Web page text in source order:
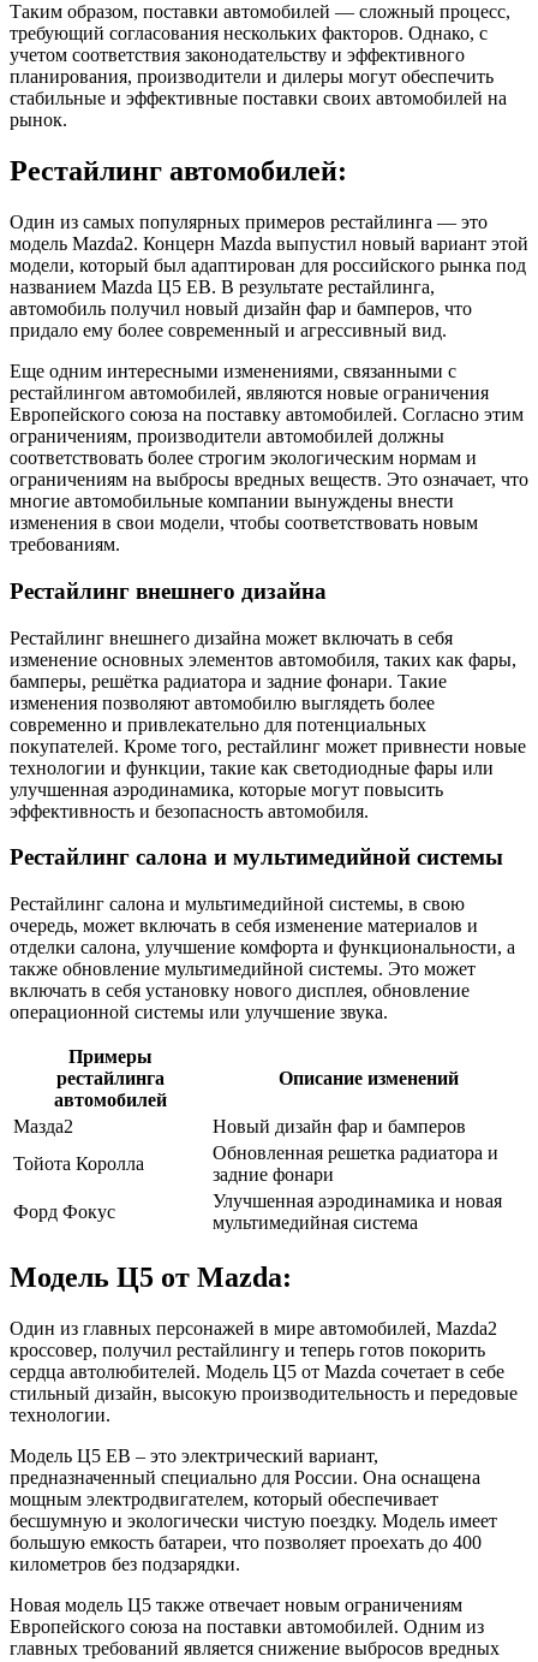
Таким образом, поставки автомобилей — сложный процесс,
требующий согласования нескольких факторов. Однако, с
учетом соответствия законодательству и эффективного
планирования, производители и дилеры могут обеспечить
стабильные и эффективные поставки своих автомобилей на
рынок.
Рестайлинг автомобилей:
Один из самых популярных примеров рестайлинга — это
модель Mazda2. Концерн Mazda выпустил новый вариант этой
модели, который был адаптирован для российского рынка под
названием Mazda Ц5 ЕВ. В результате рестайлинга,
автомобиль получил новый дизайн фар и бамперов, что
придало ему более современный и агрессивный вид.
Еще одним интересными изменениями, связанными с
рестайлингом автомобилей, являются новые ограничения
Европейского союза на поставку автомобилей. Согласно этим
ограничениям, производители автомобилей должны
соответствовать более строгим экологическим нормам и
ограничениям на выбросы вредных веществ. Это означает, что
многие автомобильные компании вынуждены внести
изменения в свои модели, чтобы соответствовать новым
требованиям.
Рестайлинг внешнего дизайна
Рестайлинг внешнего дизайна может включать в себя
изменение основных элементов автомобиля, таких как фары,
бамперы, решётка радиатора и задние фонари. Такие
изменения позволяют автомобилю выглядеть более
современно и привлекательно для потенциальных
покупателей. Кроме того, рестайлинг может привнести новые
технологии и функции, такие как светодиодные фары или
улучшенная аэродинамика, которые могут повысить
эффективность и безопасность автомобиля.
Рестайлинг салона и мультимедийной системы
Рестайлинг салона и мультимедийной системы, в свою
очередь, может включать в себя изменение материалов и
отделки салона, улучшение комфорта и функциональности, а
также обновление мультимедийной системы. Это может
включать в себя установку нового дисплея, обновление
операционной системы или улучшение звука.
Примеры
рестайлинга
автомобилей
Описание изменений
Мазда2
Новый дизайн фар и бамперов
Тойота Королла
Обновленная решетка радиатора и
задние фонари
Форд Фокус
Улучшенная аэродинамика и новая
мультимедийная система
Модель Ц5 от Mazda:
Один из главных персонажей в мире автомобилей, Mazda2
кроссовер, получил рестайлингу и теперь готов покорить
сердца автолюбителей. Модель Ц5 от Mazda сочетает в себе
стильный дизайн, высокую производительность и передовые
технологии.
Модель Ц5 ЕВ – это электрический вариант,
предназначенный специально для России. Она оснащена
мощным электродвигателем, который обеспечивает
бесшумную и экологически чистую поездку. Модель имеет
большую емкость батареи, что позволяет проехать до 400
километров без подзарядки.
Новая модель Ц5 также отвечает новым ограничениям
Европейского союза на поставки автомобилей. Одним из
главных требований является снижение выбросов вредных